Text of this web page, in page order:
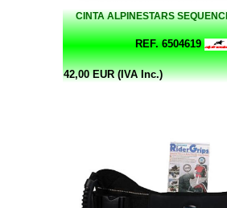
CINTA ALPINESTARS
REF. 6504619
42,00 EUR (IVA Inc.)